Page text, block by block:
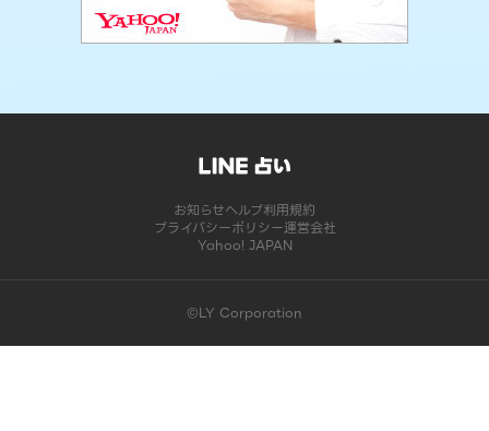
お知らせヘルプ利用規約
プライバシーポリシー運営会社
Yahoo! JAPAN
©LY Corporation
このコンテンツは掲載が終了しました | LINE占い